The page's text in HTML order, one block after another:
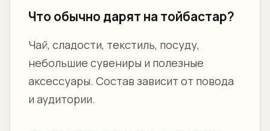
Что обычно дарят на тойбастар?
Чай, сладости, текстиль, посуду,
небольшие сувениры и полезные
аксессуары. Состав зависит от повода
и аудитории.